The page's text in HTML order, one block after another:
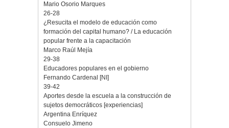
Mario Osorio Marques
26-28
¿Resucita el modelo de educación como
formación del capital humano? / La educación
popular frente a la capacitación
Marco Raúl Mejía
29-38
Educadores populares en el gobierno
Fernando Cardenal [NI]
39-42
Aportes desde la escuela a la construcción de
sujetos democráticos [experiencias]
Argentina Enríquez
Consuelo Jimeno